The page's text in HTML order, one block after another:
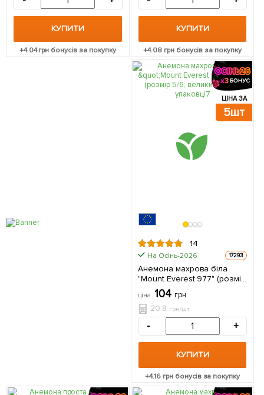
КУПИТИ
+4.04грн бонусів за покупку
КУПИТИ
+4.08 грн бонусів за покупку
ЦІНА ЗА
5шт
14
На Осінь-2026 17293
Анемона махрова біла
"Mount Everest 977" (розмір
5/6, великий) 5шт в
упаковці
ціна 104 грн
20.8 грн/шт
- +
КУПИТИ
+4.16грн бонусів за покупку